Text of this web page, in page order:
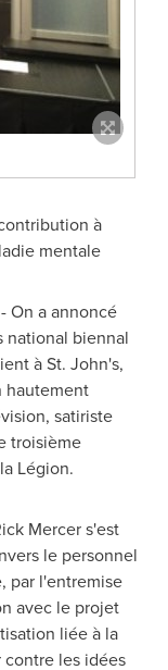
à
mentale
On a annoncé
national biennal
à St. John's,
hautement
satiriste
troisième
Légion.
Mercer s'est
le personnel
par l'entremise
avec le projet
liée à la
les idées